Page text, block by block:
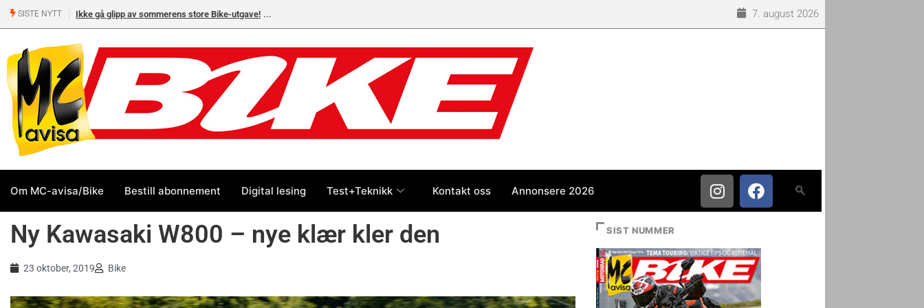
SISTE NYTT Ikke gå glipp av sommerens store Bike-utgave!
Yamaha og BMW
7. august 2026
Om MC-avisa/Bike Bestill abonnement Digital lesing Test+Teknikk Kontakt oss Annonsere 2026
Ny Kawasaki W800 – nye klær kler den
23 oktober, 2019 Bike
SIST NUMMER